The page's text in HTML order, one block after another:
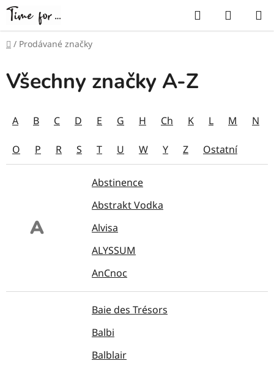
Přejít
obsah
Hledat
KOŠÍK
Domů
/ Prodávané značky
Všechny značky A-Z
A B C D E G H Ch K L M N
O P R S T U W Y Z Ostatní
A
Abstinence
Abstrakt Vodka
Alvisa
ALYSSUM
AnCnoc
Baie des Trésors
Balbi
Balblair